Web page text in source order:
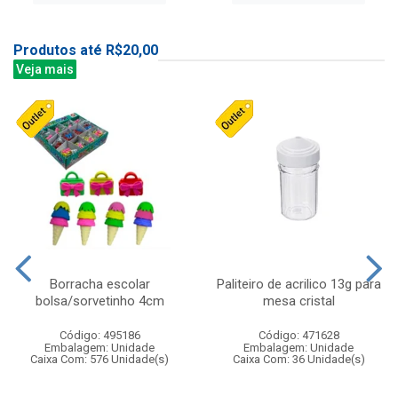
Produtos até R$20,00
Veja mais
Borracha escolar
bolsa/sorvetinho 4cm
Código: 495186
Embalagem: Unidade
Caixa Com: 576 Unidade(s)
Paliteiro de acrilico 13g para
mesa cristal
Código: 471628
Embalagem: Unidade
Caixa Com: 36 Unidade(s)